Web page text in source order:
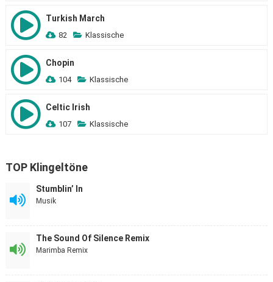
Turkish March
82 Klassische
Chopin
104 Klassische
Celtic Irish
107 Klassische
TOP Klingeltöne
Stumblin’ In
Musik
The Sound Of Silence Remix
Marimba Remix